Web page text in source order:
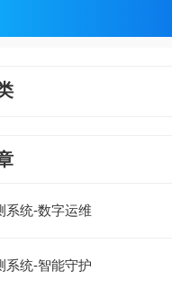
系统-数字运维
系统-智能守护